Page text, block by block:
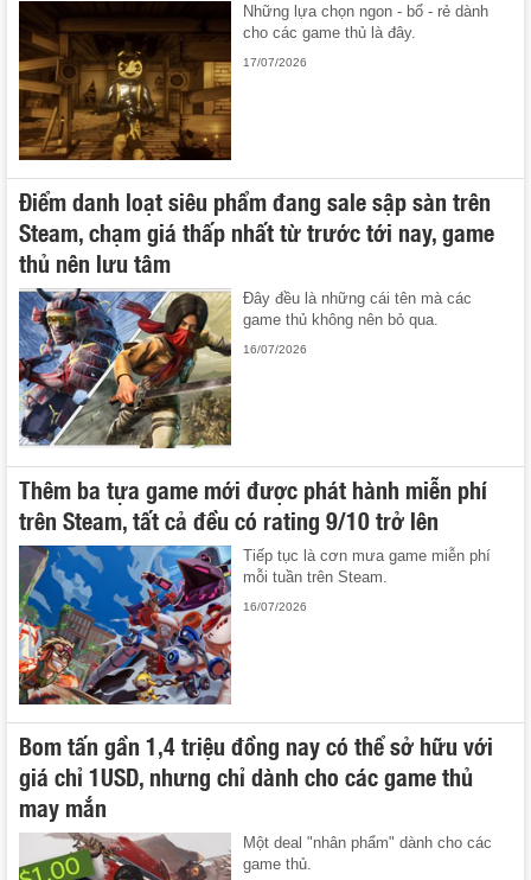
Những lựa chọn ngon - bổ - rẻ dành
cho các game thủ là đây.
17/07/2026
Điểm danh loạt siêu phẩm đang sale sập sàn trên
Steam, chạm giá thấp nhất từ trước tới nay, game
thủ nên lưu tâm
Đây đều là những cái tên mà các
game thủ không nên bỏ qua.
16/07/2026
Thêm ba tựa game mới được phát hành miễn phí
trên Steam, tất cả đều có rating 9/10 trở lên
Tiếp tục là cơn mưa game miễn phí
mỗi tuần trên Steam.
16/07/2026
Bom tấn gần 1,4 triệu đồng nay có thể sở hữu với
giá chỉ 1USD, nhưng chỉ dành cho các game thủ
may mắn
Một deal "nhân phẩm" dành cho các
game thủ.